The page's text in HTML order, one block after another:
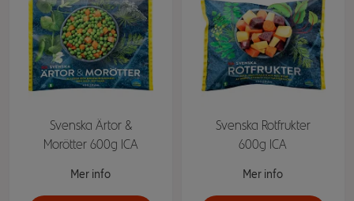
Svenska Ärtor &
Morötter 600g ICA
Mer info
Svenska Rotfrukter
600g ICA
Mer info